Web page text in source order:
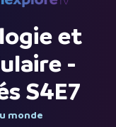
et
-
S4E7
monde